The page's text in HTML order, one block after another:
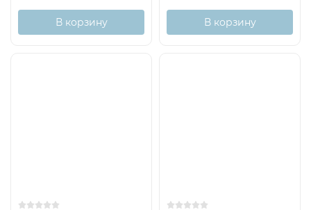
В корзину В корзину